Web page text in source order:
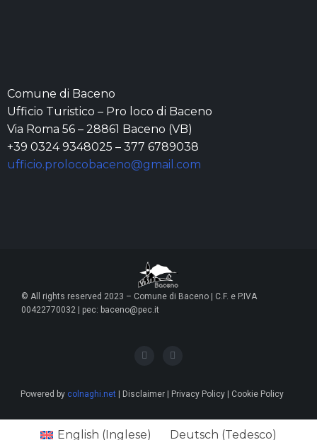
Comune di Baceno
Ufficio Turistico – Pro loco di Baceno
Via Roma 56 – 28861 Baceno (VB)
+39 0324 9348025 – 377 6789038
ufficio.prolocobaceno@gmail.com
© All rights reserved 2023 – Comune di Baceno | C.F. e P.IVA
00422770032 | pec: baceno@pec.it
Powered by colnaghi.net | Disclaimer | Privacy Policy | Cookie Policy
English (Inglese) Deutsch (Tedesco)